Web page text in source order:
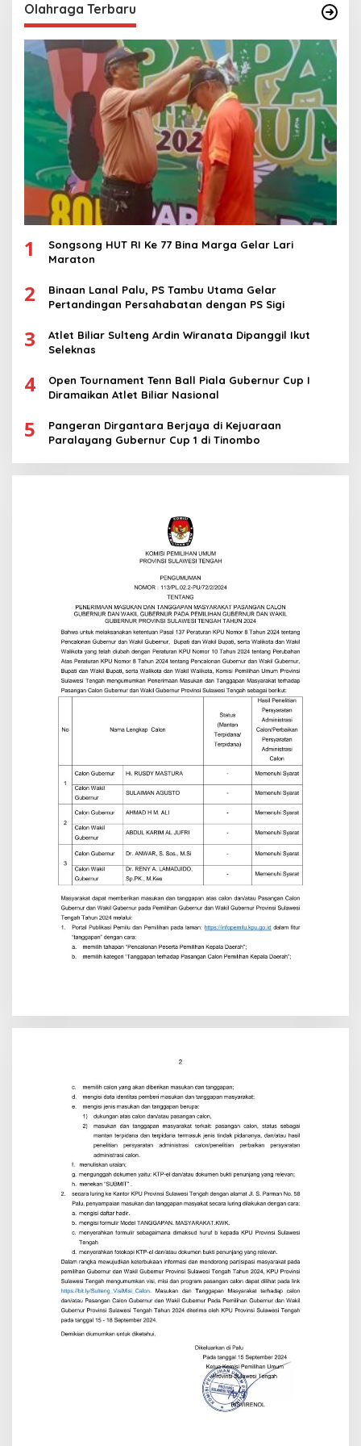
Olahraga Terbaru
1
Songsong HUT RI Ke 77 Bina Marga Gelar Lari
Maraton
2
Binaan Lanal Palu, PS Tambu Utama Gelar
Pertandingan Persahabatan dengan PS Sigi
3
Atlet Biliar Sulteng Ardin Wiranata Dipanggil Ikut
Seleknas
4
Open Tournament Tenn Ball Piala Gubernur Cup I
Diramaikan Atlet Biliar Nasional
5
Pangeran Dirgantara Berjaya di Kejuaraan
Paralayang Gubernur Cup 1 di Tinombo